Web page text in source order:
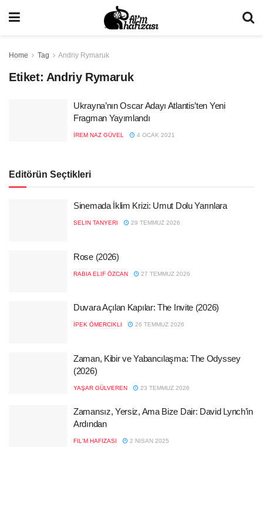
Home Tag Andriy Rymaruk
Etiket: Andriy Rymaruk
Ukrayna’nın Oscar Adayı Atlantis’ten Yeni
Fragman Yayımlandı
İREM NAZ GÜVEL 4 OCAK 2021
Editörün Seçtikleri
Sinemada İklim Krizi: Umut Dolu Yarınlara
SELIN TANYERI 29 TEMMUZ 2026
Rose (2026)
RABIA ELIF ÖZCAN 27 TEMMUZ 2026
Duvara Açılan Kapılar: The Invite (2026)
İPEK ÖMERCIKLI 26 TEMMUZ 2026
Zaman, Kibir ve Yabancılaşma: The Odyssey
(2026)
YAŞAR GÜLVEREN 23 TEMMUZ 2026
Zamansız, Yersiz, Ama Bize Dair: David Lynch’in
Ardından
FIL'M HAFIZASI 2 NISAN 2025